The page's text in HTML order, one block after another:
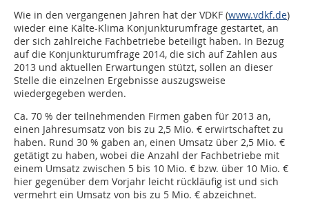
Wie in den vergangenen Jahren hat der VDKF (www.vdkf.de)
wieder eine Kälte-Klima Konjunkturumfrage gestartet, an
der sich zahlreiche Fachbetriebe beteiligt haben. In Bezug
auf die Konjunkturumfrage 2014, die sich auf Zahlen aus
2013 und aktuellen Erwartungen stützt, sollen an dieser
Stelle die einzelnen Ergebnisse auszugsweise
wiedergegeben werden.
Ca. 70 % der teilnehmenden Firmen gaben für 2013 an,
einen Jahresumsatz von bis zu 2,5 Mio. € erwirtschaftet zu
haben. Rund 30 % gaben an, einen Umsatz über 2,5 Mio. €
getätigt zu haben, wobei die Anzahl der Fachbetriebe mit
einem Umsatz zwischen 5 bis 10 Mio. € bzw. über 10 Mio. €
hier gegenüber dem Vorjahr leicht rückläufig ist und sich
vermehrt ein Umsatz von bis zu 5 Mio. € abzeichnet.